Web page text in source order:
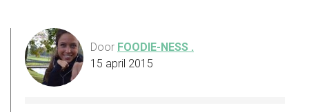
Door FOODIE-NESS .
15 april 2015